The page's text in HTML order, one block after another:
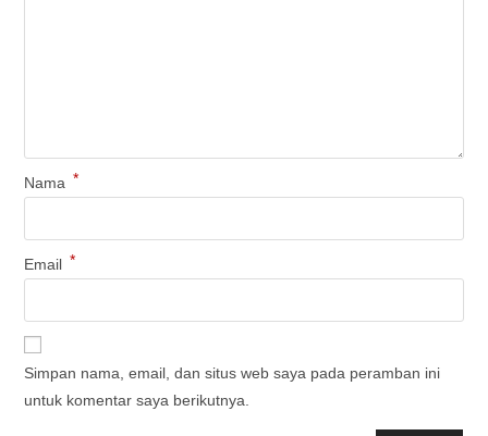
Nama *
Email *
Simpan nama, email, dan situs web saya pada peramban ini
untuk komentar saya berikutnya.